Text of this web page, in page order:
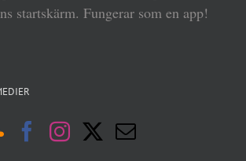
startskärm. Fungerar som en app!